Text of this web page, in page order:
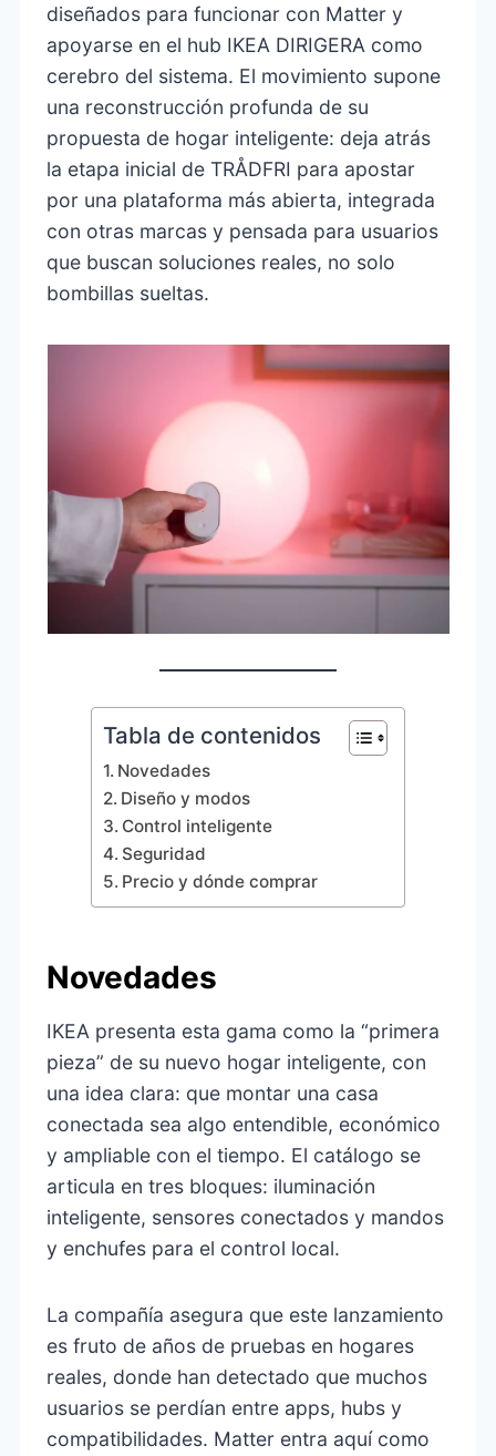
diseñados para funcionar con Matter y
apoyarse en el hub IKEA DIRIGERA como
cerebro del sistema. El movimiento supone
una reconstrucción profunda de su
propuesta de hogar inteligente: deja atrás
la etapa inicial de TRÅDFRI para apostar
por una plataforma más abierta, integrada
con otras marcas y pensada para usuarios
que buscan soluciones reales, no solo
bombillas sueltas.
Tabla de contenidos
Novedades
Diseño y modos
Control inteligente
Seguridad
Precio y dónde comprar
Novedades
IKEA presenta esta gama como la “primera
pieza” de su nuevo hogar inteligente, con
una idea clara: que montar una casa
conectada sea algo entendible, económico
y ampliable con el tiempo. El catálogo se
articula en tres bloques: iluminación
inteligente, sensores conectados y mandos
y enchufes para el control local.
La compañía asegura que este lanzamiento
es fruto de años de pruebas en hogares
reales, donde han detectado que muchos
usuarios se perdían entre apps, hubs y
compatibilidades. Matter entra aquí como